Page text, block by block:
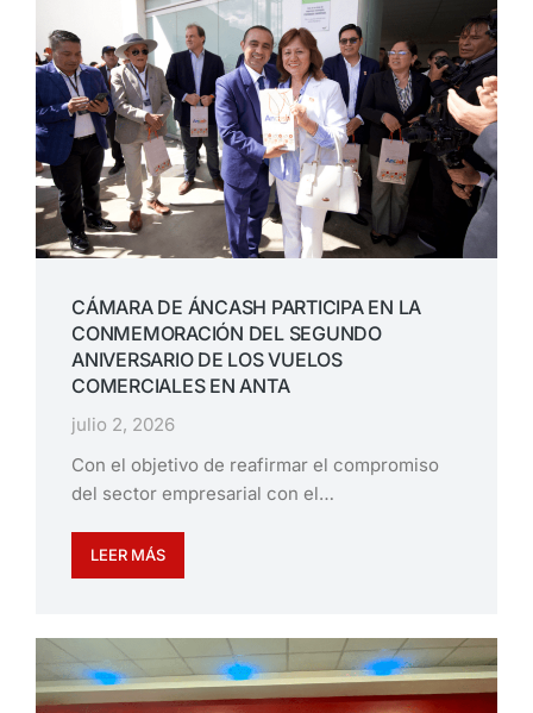
CÁMARA DE ÁNCASH PARTICIPA EN LA
CONMEMORACIÓN DEL SEGUNDO
ANIVERSARIO DE LOS VUELOS
COMERCIALES EN ANTA
julio 2, 2026
Con el objetivo de reafirmar el compromiso
del sector empresarial con el…
LEER MÁS